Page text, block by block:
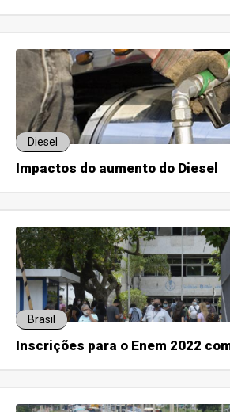
Diesel
Impactos do aumento do Diesel
Brasil
Inscrições para o Enem 2022